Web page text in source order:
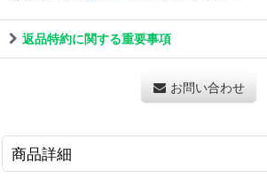
返品特約に関する重要事項
お問い合わせ
商品詳細